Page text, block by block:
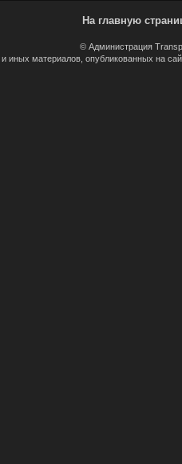
На главную
© Администрация
иных материалов, опубликованных на